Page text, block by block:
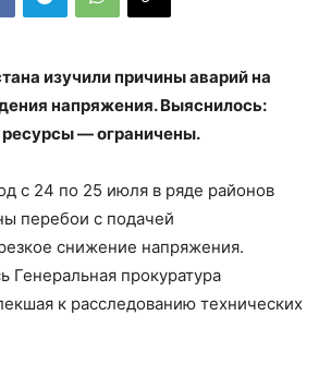
изучили причины аварий на
напряжения. Выяснилось:
ресурсы — ограничены.
с 24 по 25 июля в ряде районов
перебои с подачей
снижение напряжения.
Генеральная прокуратура
к расследованию технических